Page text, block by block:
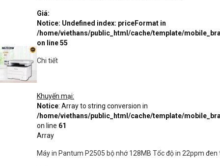
Giá:
Notice: Undefined index: priceFormat in
/home/viethans/public_html/cache/template/
on line55
Chi tiết
Khuyến mại:
Notice: Array to string conversion in
/home/viethans/public_html/cache/template/
on line 61
Array
Máy in Pantum P2505 bộ nhớ 128MB Tốc độ in 22ppm